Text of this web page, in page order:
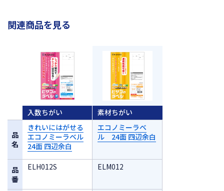
関連商品を見る
品
名
品
番
入数ちがい
きれいにはがせる
エコノミーラベル
24面 四辺余白
ELH012S
素材ちがい
エコノミーラベ
ル 24面 四辺余白
ELM012